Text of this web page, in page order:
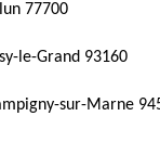
77700
le-Grand 93160
sur-Marne